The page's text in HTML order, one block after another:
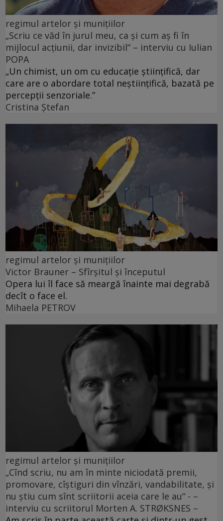
regimul artelor și munițiilor
„Scriu ce văd în jurul meu, ca și cum aș fi în
mijlocul acțiunii, dar invizibil“ – interviu cu Iulian
POPA
„Un chimist, un om cu educație științifică, dar
care are o abordare total neștiințifică, bazată pe
percepții senzoriale.”
Cristina Ștefan
regimul artelor și munițiilor
Victor Brauner – Sfîrșitul și începutul
Opera lui îl face să meargă înainte mai degrabă
decît o face el.
Mihaela PETROV
regimul artelor și munițiilor
„Cînd scriu, nu am în minte niciodată premii,
promovare, cîștiguri din vînzări, vandabilitate, și
nu știu cum sînt scriitorii aceia care le au“ - –
interviu cu scriitorul Morten A. STRØKSNES –